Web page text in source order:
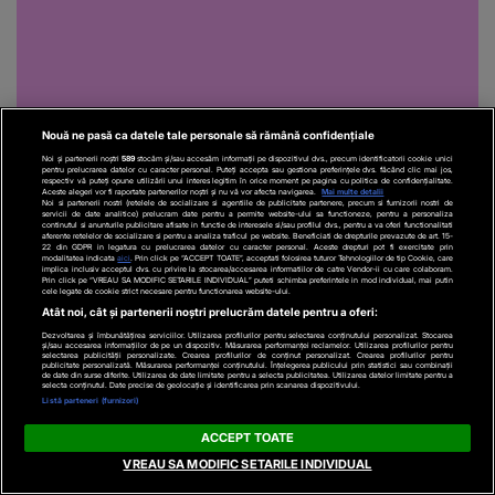
Recomandări video
ACTUALE
VIDEOScandal la Argeș,
ACTUALE
VIDEOClanul Cârpaci, în
Nouă ne pasă ca datele tale personale să rămână confidențiale
Noi și partenerii noștri 589stocăm și/sau accesăm informații pe dispozitivul dvs., precum identificatorii cookie unici
pentru prelucrarea datelor cu caracter personal. Puteți accepta sau gestiona preferințele dvs. făcând clic mai jos,
respectiv vă puteți opune utilizării unui interes legitim în orice moment pe pagina cu politica de confidențialitate.
Aceste alegeri vor fi raportate partenerilor noștri și nu vă vor afecta navigarea.
Mai multe detalii
Noi si partenerii nostri (retelele de socializare si agentiile de publicitate partenere, precum si furnizorii nostri de
servicii de date analitice) prelucram date pentru a permite website-ului sa functioneze, pentru a personaliza
continutul si anunturile publicitare afisate in functie de interesele si/sau profilul dvs., pentru a va oferi functionalitati
aferente retelelor de socializare si pentru a analiza traficul pe website. Beneficiati de drepturile prevazute de art. 15-
22 din GDPR in legatura cu prelucrarea datelor cu caracter personal. Aceste drepturi pot fi exercitate prin
modalitatea indicataaici . Prin click pe “ACCEPT TOATE”, acceptati folosirea tuturor Tehnologiilor de tip Cookie, care
implica inclusiv acceptul dvs. cu privire la stocarea/accesarea informatiilor de catre Vendor-ii cu care colaboram.
Prin click pe “VREAU SA MODIFIC SETARILE INDIVIDUAL” puteti schimba preferintele in mod individual, mai putin
cele legate de cookie strict necesare pentru functionarea website-ului.
Atât noi, cât și partenerii noștri prelucrăm datele pentru a oferi:
Dezvoltarea și îmbunătățirea serviciilor. Utilizarea profilurilor pentru selectarea conținutului personalizat. Stocarea
și/sau accesarea informațiilor de pe un dispozitiv. Măsurarea performanței reclamelor. Utilizarea profilurilor pentru
selectarea publicității personalizate. Crearea profilurilor de conținut personalizat. Crearea profilurilor pentru
publicitate personalizată. Măsurarea performanței conținutului. Înțelegerea publicului prin statistici sau combinații
de date din surse diferite. Utilizarea de date limitate pentru a selecta publicitatea. Utilizarea datelor limitate pentru a
selecta conținutul. Date precise de geolocație și identificarea prin scanarea dispozitivului.
Listă parteneri (furnizori)
ACCEPT TOATE
VREAU SA MODIFIC SETARILE INDIVIDUAL